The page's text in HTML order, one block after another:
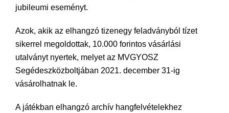
jubileumi eseményt.
Azok, akik az elhangzó tizenegy feladványból tízet
sikerrel megoldottak, 10.000 forintos vásárlási
utalványt nyertek, melyet az MVGYOSZ
Segédeszközboltjában 2021. december 31-ig
vásárolhatnak le.
A játékban elhangzó archív hangfelvételekhez